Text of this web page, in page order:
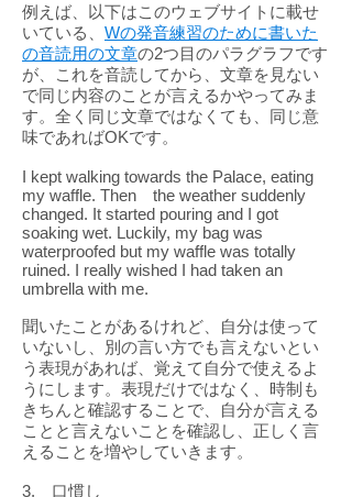
例えば、以下はこのウェブサイトに載せ
いている、 Wの発音練習のために書いた
の音読用の文章の2つ目のパラグラフです
が、これを音読してから、文章を見ない
で同じ内容のことが言えるかやってみま
す。全く同じ文章ではなくても、同じ意
味であればOKです。
I kept walking towards the Palace, eating
my waffle. Then the weather suddenly
changed. It started pouring and I got
soaking wet. Luckily, my bag was
waterproofed but my waffle was totally
ruined. I really wished I had taken an
umbrella with me.
聞いたことがあるけれど、自分は使って
いないし、別の言い方でも言えないとい
う表現があれば、覚えて自分で使えるよ
うにします。表現だけではなく、時制も
きちんと確認することで、自分が言える
ことと言えないことを確認し、正しく言
えることを増やしていきます。
3. 口慣し